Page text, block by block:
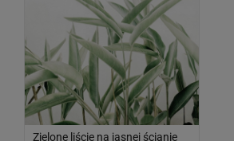
Zielone liście na jasnej ścianie